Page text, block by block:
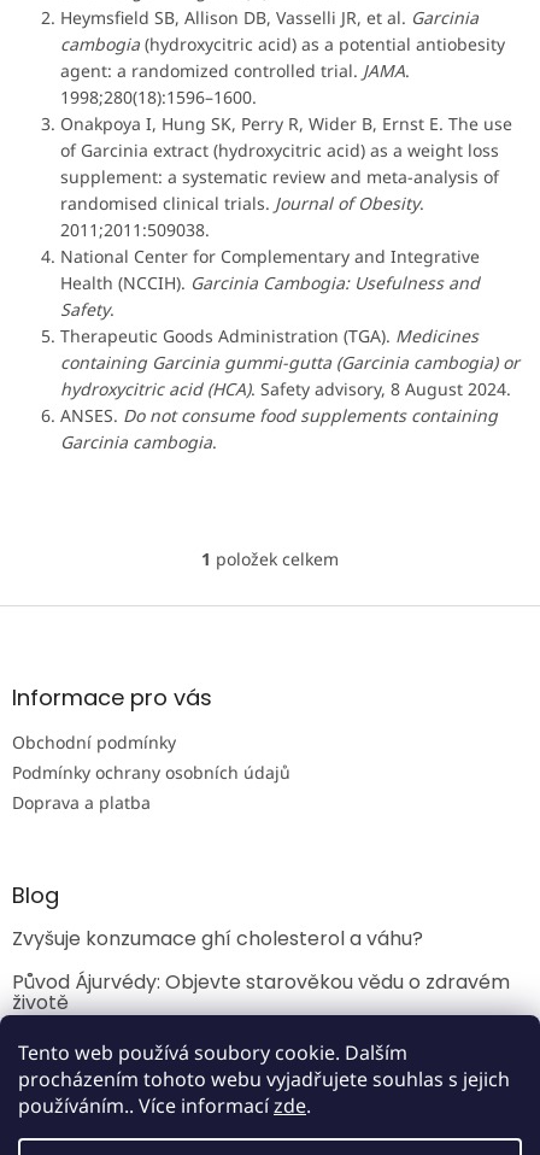
Tento web používá soubory cookie. Dalším
procházením tohoto webu vyjadřujete souhlas s jejich
používáním.. Více informacízde.
Heymsfield SB, Allison DB, Vasselli JR, et al. Garcinia
cambogia (hydroxycitric acid) as a potential antiobesity
agent: a randomized controlled trial. JAMA.
1998;280(18):1596–1600.
Onakpoya I, Hung SK, Perry R, Wider B, Ernst E. The use
of Garcinia extract (hydroxycitric acid) as a weight loss
supplement: a systematic review and meta-analysis of
randomised clinical trials. Journal of Obesity.
2011;2011:509038.
National Center for Complementary and Integrative
Health (NCCIH). Garcinia Cambogia: Usefulness and
Safety.
Therapeutic Goods Administration (TGA). Medicines
containing Garcinia gummi-gutta (Garcinia cambogia) or
hydroxycitric acid (HCA). Safety advisory, 8 August 2024.
ANSES. Do not consume food supplements containing
Garcinia cambogia.
O
l
r
i
u
1 položek celkem
Z
aInformace pro vás
Obchodní podmínky
Podmínky ochrany osobních údajů
Doprava a platba
Blog
Zvyšuje konzumace ghí cholesterol a váhu?
Původ Ájurvédy: Objevte starověkou vědu o zdravém
životě
Ájurvéda a jídlo: Průvodce kombinacemi potravin